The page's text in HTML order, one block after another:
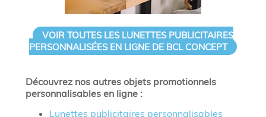
VOIR TOUTES LES LUNETTES PUBLICITAIRES
PERSONNALISÉES EN LIGNE DE BCL CONCEPT
Découvrez nos autres objets promotionnels
personnalisables en ligne :
Lunettes publicitaires personnalisables